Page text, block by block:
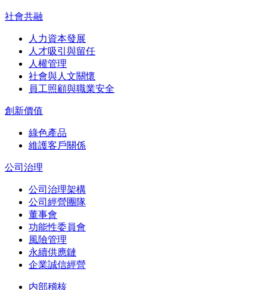
社會共融
人力資本發展
人才吸引與留任
人權管理
社會與人文關懷
員工照顧與職業安全
創新價值
綠色產品
維護客戶關係
公司治理
公司治理架構
公司經營團隊
董事會
功能性委員會
風險管理
永續供應鏈
企業誠信經營
内部稽核